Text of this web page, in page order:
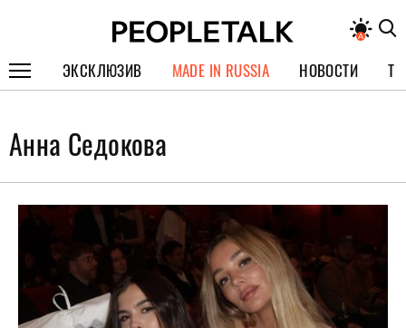
ЭКСКЛЮЗИВ
СПЕЦПРОЕКТЫ
ИНТЕРВЬЮ
ПОКОЛЕНИЕ
MADE IN RUSSIA НОВОСТИ
Анна Седокова